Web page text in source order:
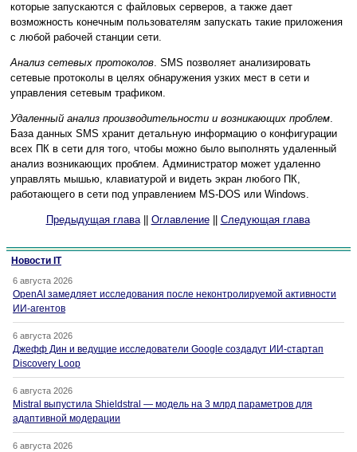
которые запускаются с файловых серверов, а также дает
возможность конечным пользователям запускать такие приложения
с любой рабочей станции сети.
Анализ сетевых протоколов. SMS позволяет анализировать
сетевые протоколы в целях обнаружения узких мест в сети и
управления сетевым трафиком.
Удаленный анализ производительности и возникающих проблем.
База данных SMS хранит детальную информацию о конфигурации
всех ПК в сети для того, чтобы можно было выполнять удаленный
анализ возникающих проблем. Администратор может удаленно
управлять мышью, клавиатурой и видеть экран любого ПК,
работающего в сети под управлением MS-DOS или Windows.
Предыдущая глава|| Оглавление|| Следующая глава
Новости IT
6 августа 2026
OpenAI замедляет исследования после неконтролируемой активности
ИИ-агентов
6 августа 2026
Джефф Дин и ведущие исследователи Google создадут ИИ-стартап
Discovery Loop
6 августа 2026
Mistral выпустила Shieldstral — модель на 3 млрд параметров для
адаптивной модерации
6 августа 2026